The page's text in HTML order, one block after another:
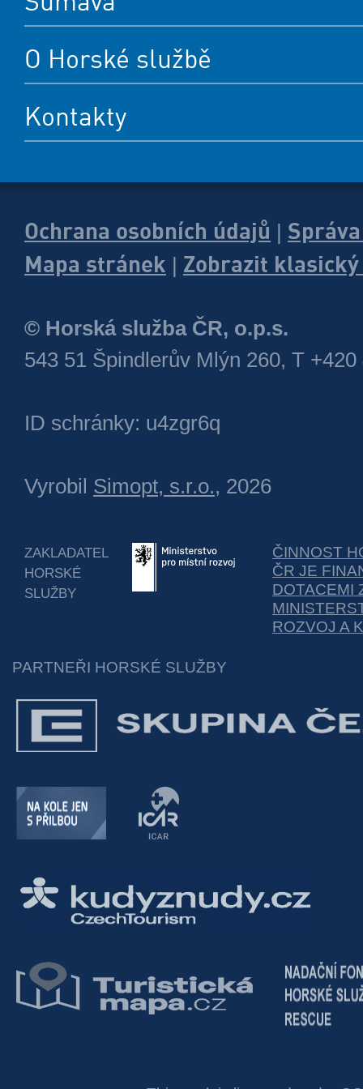
O Horské službě
Kontakty
Ochrana osobních údajů
Mapa stránek
Zobrazit
© Horská služba ČR, o.p.s.
543 51 Špindlerův Mlýn 260, T +420
ID schránky: u4zgr6q
Vyrobil Simopt, s.r.o., 2026
ZAKLADATEL
HORSKÉ
SLUŽBY
ČINNOST
ČR JE
DOTACEMI
ROZVOJ A
PARTNEŘI HORSKÉ SLUŽBY